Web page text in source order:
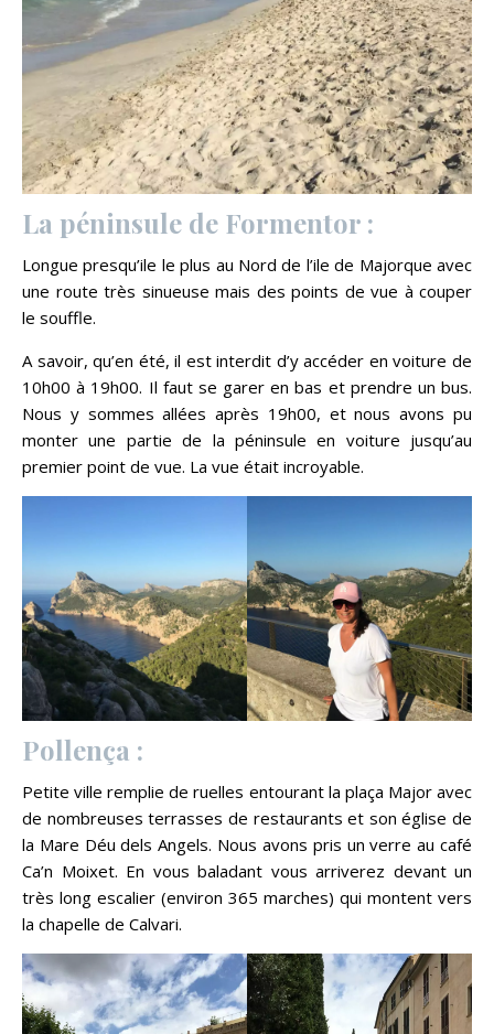
La péninsule de Formentor :
Longue presqu’ile le plus au Nord de l’ile de Majorque avec
une route très sinueuse mais des points de vue à couper
le souffle.
A savoir, qu’en été, il est interdit d’y accéder en voiture de
10h00 à 19h00. Il faut se garer en bas et prendre un bus.
Nous y sommes allées après 19h00, et nous avons pu
monter une partie de la péninsule en voiture jusqu’au
premier point de vue. La vue était incroyable.
Pollença :
Petite ville remplie de ruelles entourant la plaça Major avec
de nombreuses terrasses de restaurants et son église de
la Mare Déu dels Angels. Nous avons pris un verre au café
Ca’n Moixet. En vous baladant vous arriverez devant un
très long escalier (environ 365 marches) qui montent vers
la chapelle de Calvari.